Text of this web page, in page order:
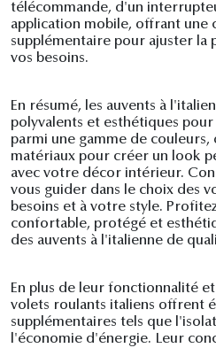
télécommande, d'un
application mobile, offrant une
supplémentaire pour ajuster la
vos besoins.
En résumé, les auvents à
polyvalents et esthétiques
parmi une gamme de
matériaux pour créer un look
avec votre décor intérieur.
vous guider dans le choix des
besoins et à votre style.
confortable, protégé et
des auvents à l'italienne de
En plus de leur fonctionnalité
volets roulants italiens offrent
supplémentaires tels que
l'économie d'énergie. Leur